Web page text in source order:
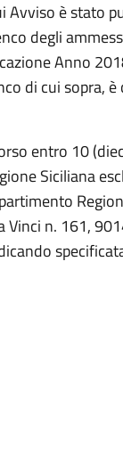
è stato
degli
Anno
di cui sopra,
entro 10
Siciliana
Vinci n. 161,